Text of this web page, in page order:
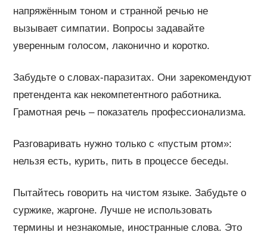
напряжённым тоном и странной речью не
вызывает симпатии. Вопросы задавайте
уверенным голосом, лаконично и коротко.
Забудьте о словах-паразитах. Они зарекомендуют
претендента как некомпетентного работника.
Грамотная речь – показатель профессионализма.
Разговаривать нужно только с «пустым ртом»:
нельзя есть, курить, пить в процессе беседы.
Пытайтесь говорить на чистом языке. Забудьте о
суржике, жаргоне. Лучше не использовать
термины и незнакомые, иностранные слова. Это